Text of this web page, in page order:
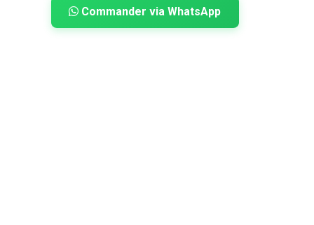
Commander via WhatsApp